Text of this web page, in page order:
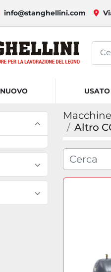
info@stanghellini.com
NUOVO USATO
Altro